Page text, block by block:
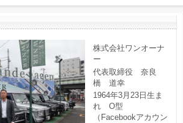
株式会社ワンオーナ
ー
代表取締役 奈良
橋 道幸
1964年3月23日生ま
れ O型
（Facebookアカウン